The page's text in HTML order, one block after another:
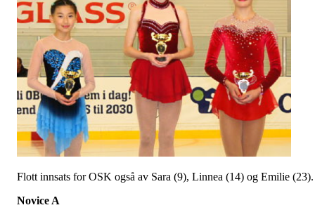
Flott innsats for OSK også av Sara (9), Linnea (14) og Emilie (23).
Novice A